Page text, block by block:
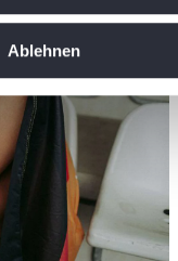
Daten
die Zugriffe auf
zu Ihrer
und
mit weiteren
im Rahmen Ihrer
können
Ablehnen